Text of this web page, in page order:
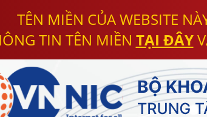
TÊN MIỀN CỦA WEBSITE
TIN TÊN MIỀN TẠI ĐÂY